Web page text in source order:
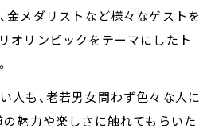
金メダリストなど様々なゲストを
オリンピックをテーマにしたト
人も、老若男女問わず色々な人に
の魅力や楽しさに触れてもらいた